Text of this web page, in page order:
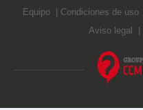
Equipo Condiciones de uso
Aviso legal